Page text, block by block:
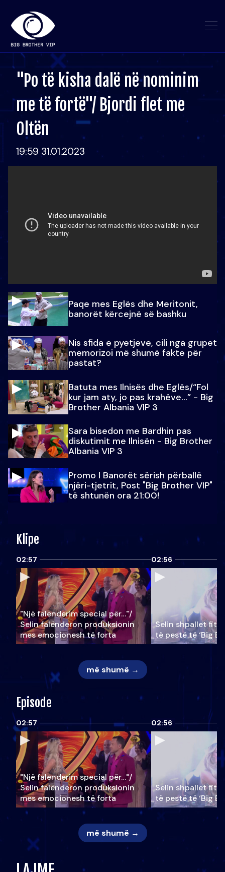
"Po të kisha dalë në nominim
me të fortë"/ Bjordi flet me
Oltën
19:59 31.01.2023
Paqe mes Eglës dhe Meritonit,
banorët kërcejnë së bashku
Nis sfida e pyetjeve, cili nga grupet
memorizoi më shumë fakte për
pastat?
Batuta mes Ilnisës dhe Eglës/“Fol
kur jam aty, jo pas krahëve…” - Big
Brother Albania VIP 3
Sara bisedon me Bardhin pas
diskutimit me Ilnisën - Big Brother
Albania VIP 3
Promo l Banorët sërish përballë
njëri-tjetrit, Post "Big Brother VIP"
të shtunën ora 21:00!
Klipe
02:57
"Një falenderim special për…"/
Selin falënderon produksionin
mes emocionesh të forta
02:56
Selin shpallet
të pestë të ‘Big
më shumë →
Episode
02:57
"Një falenderim special për…"/
Selin falënderon produksionin
mes emocionesh të forta
02:56
Selin shpallet
të pestë të ‘Big
më shumë →